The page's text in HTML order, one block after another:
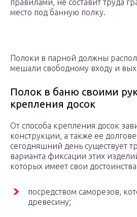
правилами, не составит труда
место под банную полку.
Полоки в парной должны
мешали свободному входу и
Полок в баню своими
крепления досок
От способа крепления досок
конструкции, а также ее
сегодняшний день существует
варианта фиксации этих
которых имеет свои
посредством саморезов,
древесину;